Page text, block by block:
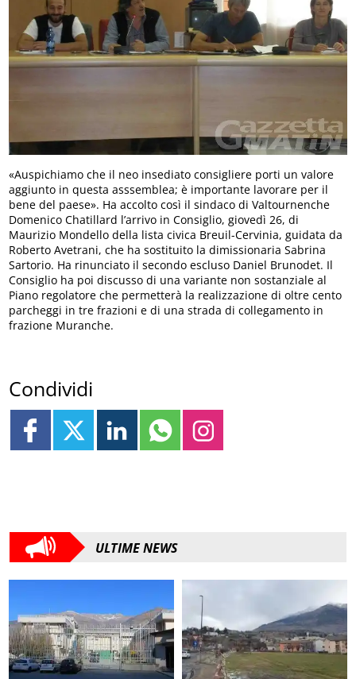
«Auspichiamo che il neo insediato consigliere porti un valore
aggiunto in questa asssemblea; è importante lavorare per il
bene del paese». Ha accolto così il sindaco di Valtournenche
Domenico Chatillard l’arrivo in Consiglio, giovedì 26, di
Maurizio Mondello della lista civica Breuil-Cervinia, guidata da
Roberto Avetrani, che ha sostituito la dimissionaria Sabrina
Sartorio. Ha rinunciato il secondo escluso Daniel Brunodet. Il
Consiglio ha poi discusso di una variante non sostanziale al
Piano regolatore che permetterà la realizzazione di oltre cento
parcheggi in tre frazioni e di una strada di collegamento in
frazione Muranche.
Condividi
ULTIME NEWS